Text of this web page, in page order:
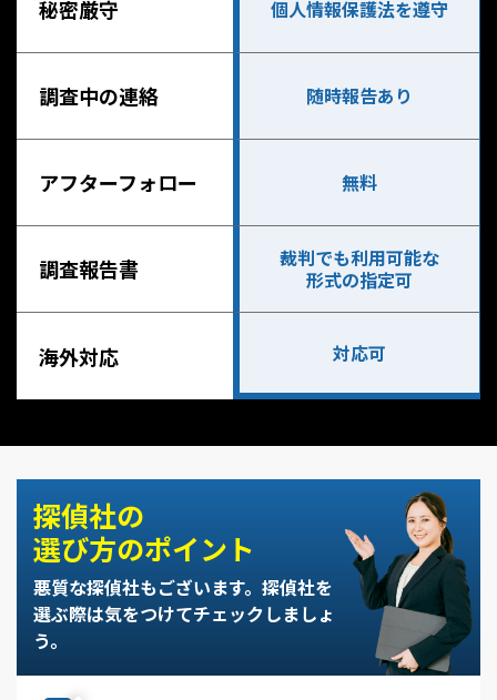
秘密厳守 個人情報保護法を遵守
調査中の連絡 随時報告あり
アフターフォロー 無料
調査報告書
裁判でも利用可能な
形式の指定可
海外対応 対応可
探偵社の
選び方のポイント
悪質な探偵社もございます。 探偵社を
選ぶ際は気をつけてチェックしましょ
う。